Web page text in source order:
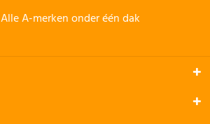
Alle A-merken onder één dak